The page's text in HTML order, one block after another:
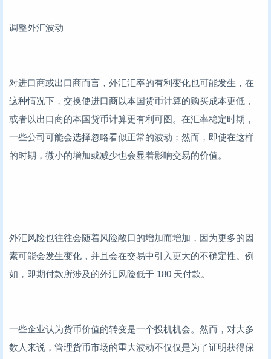
调整外汇波动
对进口商或出口商而言，外汇汇率的有利变化也可能发生，在
这种情况下，交换使进口商以本国货币计算的购买成本更低，
或者以出口商的本国货币计算更有利可图。在汇率稳定时期，
一些公司可能会选择忽略看似正常的波动；然而，即使在这样
的时期，微小的增加或减少也会显着影响交易的价值。
外汇风险也往往会随着风险敞口的增加而增加，因为更多的因
素可能会发生变化，并且会在交易中引入更大的不确定性。例
如，即期付款所涉及的外汇风险低于 180 天付款。
一些企业认为货币价值的转变是一个投机机会。然而，对大多
数人来说，管理货币市场的重大波动不仅仅是为了证明获得保